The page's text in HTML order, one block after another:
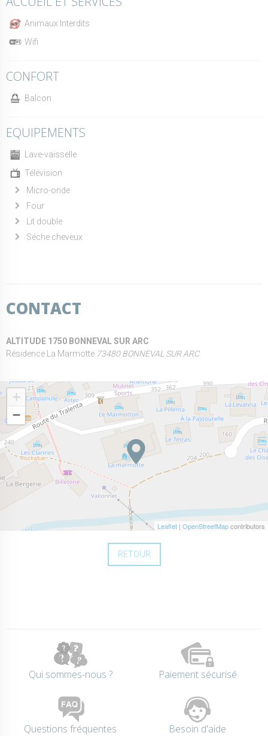
Animaux Interdits
Wifi
CONFORT
Balcon
EQUIPEMENTS
Lave-vaisselle
Télévision
Micro-onde
Four
Lit double
Séche cheveux
CONTACT
ALTITUDE 1750 BONNEVAL SUR ARC
Résidence La Marmotte 73480 BONNEVAL SUR ARC
+
−
Leaflet | OpenStreetMapcontributors
RETOUR
Qui sommes-nous ? Paiement sécurisé
Questions fréquentes Besoin d'aide